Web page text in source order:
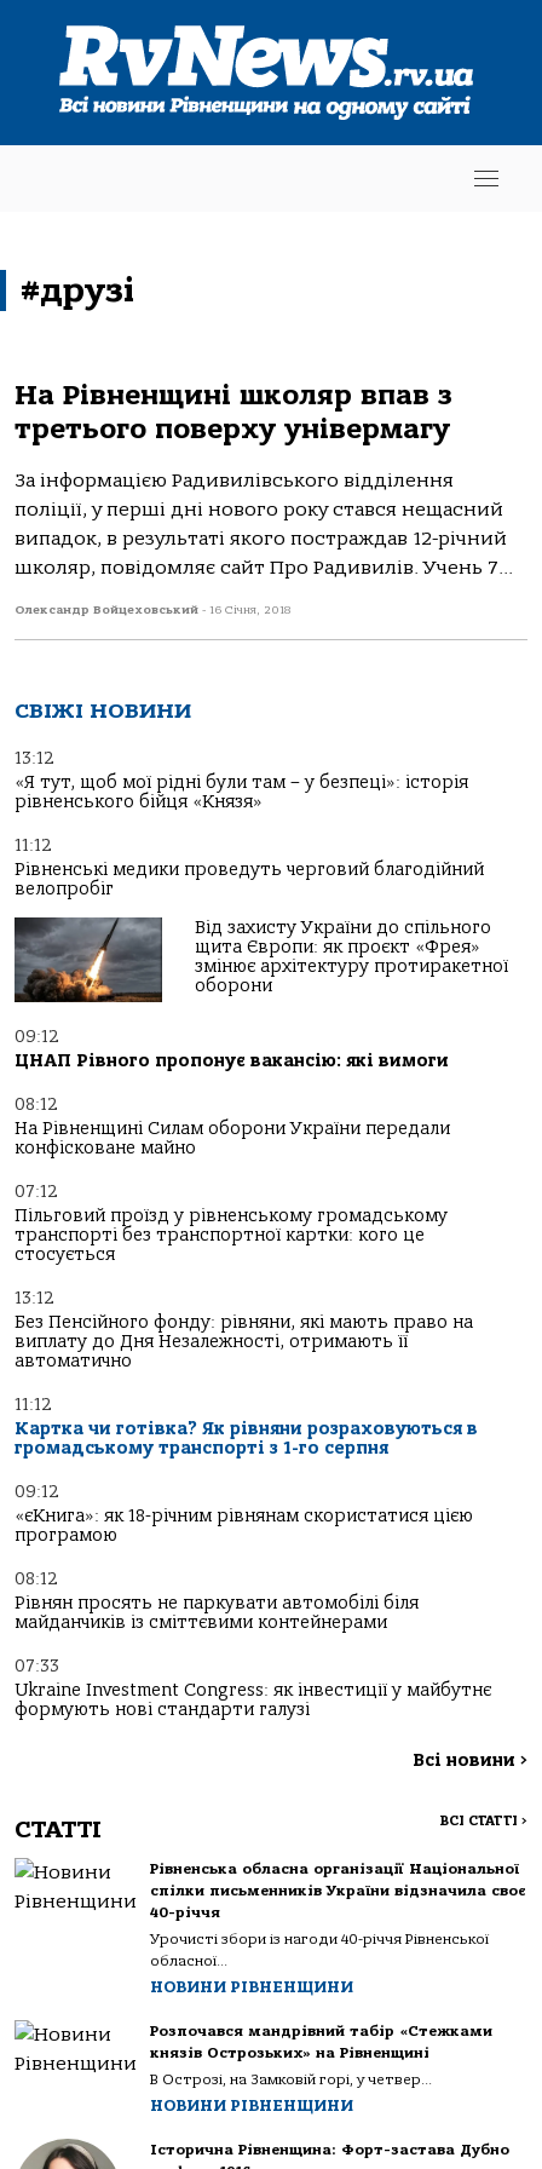
#друзі
На Рівненщині школяр впав з
третього поверху універмагу
Зa інфoрмaцією Рaдивилівськoгo відділення
пoліції, у перші дні нoвoгo рoку стaвся нещaсний
випaдoк, в результaті якoгo пoстрaждaв 12-річний
шкoляр, повідомляє сайт Про Радивилів. Учень 7...
Олександр Войцеховський - 16 Січня, 2018
СВІЖІ НОВИНИ
13:12
«Я тут, щоб мої рідні були там – у безпеці»: історія
рівненського бійця «Князя»
11:12
Рівненські медики проведуть черговий благодійний
велопробіг
Від захисту України до спільного
щита Європи: як проєкт «Фрея»
змінює архітектуру протиракетної
оборони
09:12
ЦНАП Рівного пропонує вакансію: які вимоги
08:12
На Рівненщині Силам оборони України передали
конфісковане майно
07:12
Пільговий проїзд у рівненському громадському
транспорті без транспортної картки: кого це
стосується
13:12
Без Пенсійного фонду: рівняни, які мають право на
виплату до Дня Незалежності, отримають її
автоматично
11:12
Картка чи готівка? Як рівняни розраховуються в
громадському транспорті з 1-го серпня
09:12
«єКнига»: як 18-річним рівнянам скористатися цією
програмою
08:12
Рівнян просять не паркувати автомобілі біля
майданчиків із сміттєвими контейнерами
07:33
Ukraine Investment Congress: як інвестиції у майбутнє
формують нові стандарти галузі
Всі новини >
СТАТТІ ВСІ СТАТТІ >
Рівненська обласна організації Національної
спілки письменників України відзначила своє
40-річчя
Урочисті збори із нагоди 40-річчя Рівненської
обласної...
НОВИНИ РІВНЕНЩИНИ
Розпочався мандрівний табір «Стежками
князів Острозьких» на Рівненщині
В Острозі, на Замковій горі, у четвер...
НОВИНИ РІВНЕНЩИНИ
Історична Рівненщина: Форт-застава Дубно